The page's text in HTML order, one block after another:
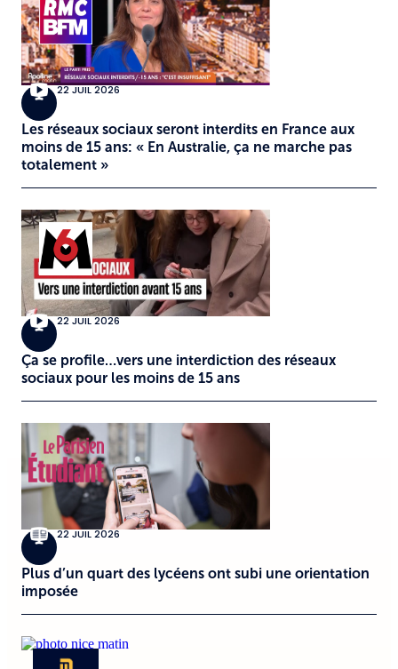
22 JUIL 2026
Les réseaux sociaux seront interdits en France aux
moins de 15 ans: « En Australie, ça ne marche pas
totalement »
22 JUIL 2026
Ça se profile…vers une interdiction des réseaux
sociaux pour les moins de 15 ans
22 JUIL 2026
Plus d’un quart des lycéens ont subi une orientation
imposée